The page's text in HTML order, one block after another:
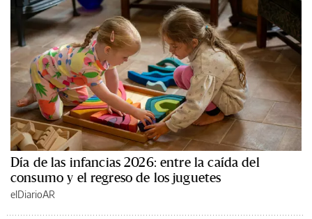
Día de las infancias 2026: entre la caída del
consumo y el regreso de los juguetes
elDiarioAR